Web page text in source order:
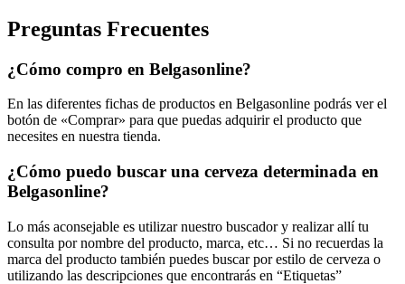
Preguntas Frecuentes
¿Cómo compro en Belgasonline?
En las diferentes fichas de productos en Belgasonline podrás ver el
botón de «Comprar» para que puedas adquirir el producto que
necesites en nuestra tienda.
¿Cómo puedo buscar una cerveza determinada en
Belgasonline?
Lo más aconsejable es utilizar nuestro buscador y realizar allí tu
consulta por nombre del producto, marca, etc… Si no recuerdas la
marca del producto también puedes buscar por estilo de cerveza o
utilizando las descripciones que encontrarás en “Etiquetas”